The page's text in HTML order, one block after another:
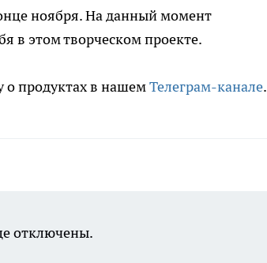
ноября. На данный момент
в этом творческом проекте.
о продуктах в нашемТелеграм-канале.
отключены.